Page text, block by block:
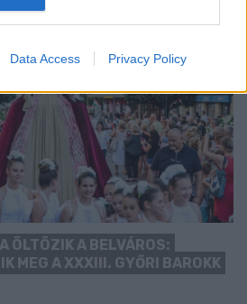
Data Access Privacy Policy
ÖLTÖZIK A BELVÁROS:
MEG A XXXIII. GYŐRI BAROKK